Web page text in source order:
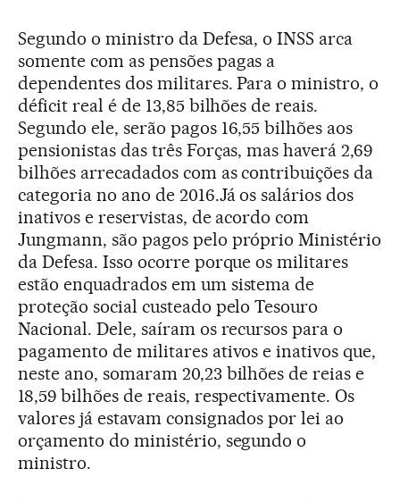
Segundo o ministro da Defesa, o INSS arca
somente com as pensões pagas a
dependentes dos militares. Para o ministro, o
déficit real é de 13,85 bilhões de reais.
Segundo ele, serão pagos 16,55 bilhões aos
pensionistas das três Forças, mas haverá 2,69
bilhões arrecadados com as contribuições da
categoria no ano de 2016.Já os salários dos
inativos e reservistas, de acordo com
Jungmann, são pagos pelo próprio Ministério
da Defesa. Isso ocorre porque os militares
estão enquadrados em um sistema de
proteção social custeado pelo Tesouro
Nacional. Dele, saíram os recursos para o
pagamento de militares ativos e inativos que,
neste ano, somaram 20,23 bilhões de reias e
18,59 bilhões de reais, respectivamente. Os
valores já estavam consignados por lei ao
orçamento do ministério, segundo o
ministro.